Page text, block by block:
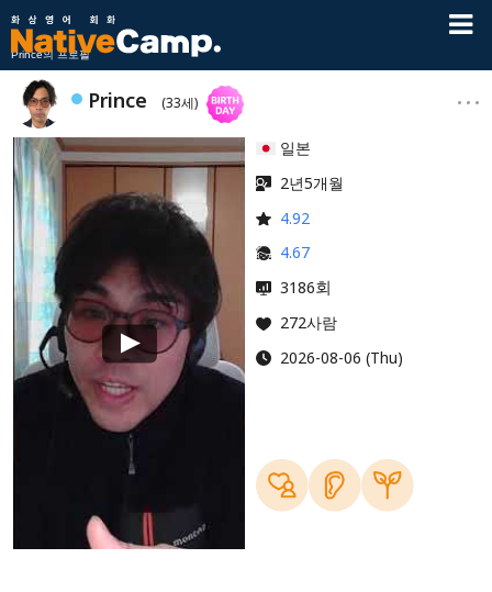
Prince의 프로필
Prince (33세)
일본
2년5개월
4.92
4.67
3186회
272사람
2026-08-06 (Thu)